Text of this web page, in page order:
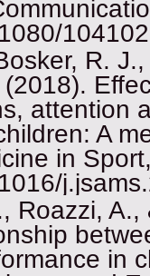
R.
attention
A
in
Roazzi, A.,
in